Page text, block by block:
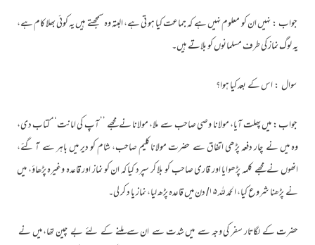
جواب : نہیں ان کو معلوم نہیں ہے کہ جماعت کیا ہو تی ہے، البتہ وہ سمجھتے ہیں یہ کوئی بھلا کام ہے،
یہ لوگ نماز کی طرف مسلمانوں کو بلاتے ہیں۔
سوال : اس کے بعد کیا ہوا؟
جواب : میں پھلت آیا، مولانا وصی صاحب سے ملا، مولانا نے مجھے ’’ آپ کی امانت‘‘ کتاب دی،
وہ میں نے چار دفعہ پڑھی اتفاق سے حضرت مولانا کلیم صاحب، شام کو دیر میں باہر سے آ گئے،
انھوں نے مجھے کلمہ پڑھوایا اور قاری صاحب کو بلا کر سپرد کیا کہ ان کو نماز اور قاعدہ وغیرہ پڑھاؤ، میں
نے پڑھنا شروع کیا، الحمد للہ ۱۵/ دن میں قاعدہ پڑھ لیا، نماز یا د کر لی۔
حضرت کے لگاتار سفر کی وجہ سے میں شدت سے ان سے ملنے کے لئے بے چین تھا، میں نے